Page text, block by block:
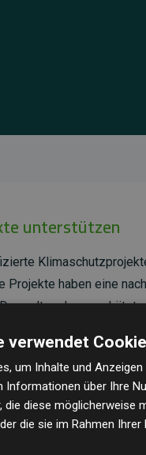
unterstützen
haben eine
der
und Transparenz.
verwendet
um Inhalte und
Informationen über Ihre
die diese möglicherweise
die sie im Rahmen